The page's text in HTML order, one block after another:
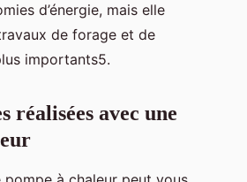
d’énergie, mais elle
de forage et de
importants5.
réalisées avec une